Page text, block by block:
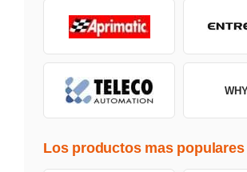
Los productos mas populares